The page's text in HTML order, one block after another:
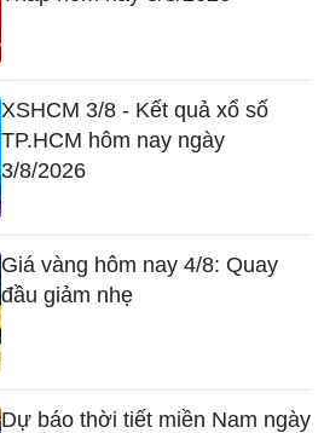
XSDT 3/8 - Kết quả xổ số Đồng
Tháp hôm nay 3/8/2026
XSHCM 3/8 - Kết quả xổ số